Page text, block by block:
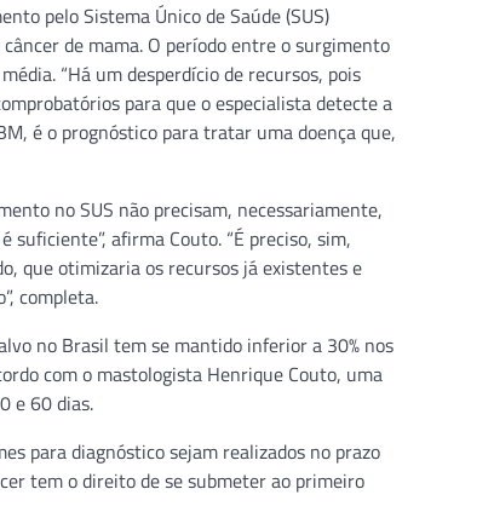
pelo Sistema Único de Saúde (SUS)
de mama. O período entre o surgimento
“Há um desperdício de recursos, pois
para que o especialista detecte a
é o prognóstico para tratar uma doença que,
no SUS não precisam, necessariamente,
suficiente”, afirma Couto. “É preciso, sim,
que otimizaria os recursos já existentes e
completa.
no Brasil tem se mantido inferior a 30% nos
com o mastologista Henrique Couto, uma
e 60 dias.
para diagnóstico sejam realizados no prazo
tem o direito de se submeter ao primeiro